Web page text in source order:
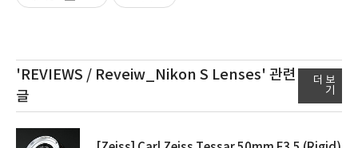
'REVIEWS / Reveiw_Nikon S Lenses' 관련
글
더 보
기